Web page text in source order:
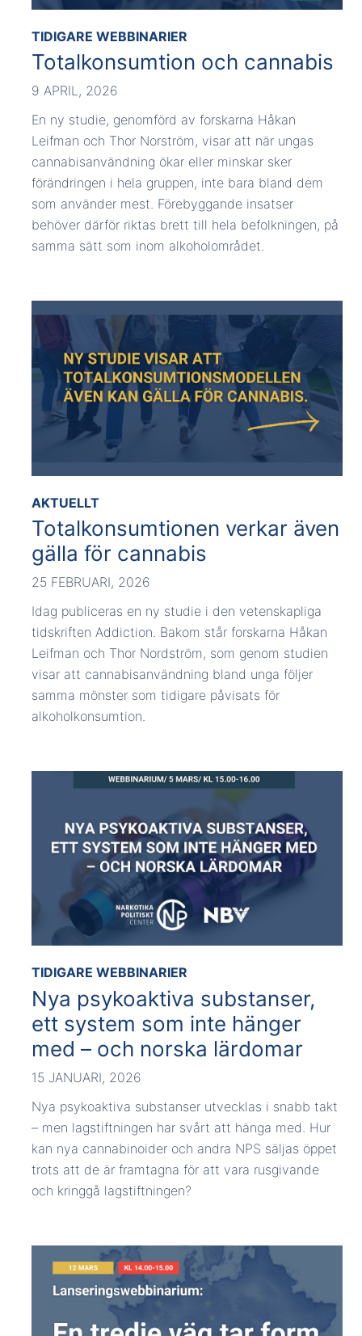
TIDIGARE WEBBINARIER
Totalkonsumtion och cannabis
9 APRIL, 2026
En ny studie, genomförd av forskarna Håkan
Leifman och Thor Norström, visar att när ungas
cannabisanvändning ökar eller minskar sker
förändringen i hela gruppen, inte bara bland dem
som använder mest. Förebyggande insatser
behöver därför riktas brett till hela befolkningen, på
samma sätt som inom alkoholområdet.
AKTUELLT
Totalkonsumtionen verkar även
gälla för cannabis
25 FEBRUARI, 2026
Idag publiceras en ny studie i den vetenskapliga
tidskriften Addiction. Bakom står forskarna Håkan
Leifman och Thor Nordström, som genom studien
visar att cannabisanvändning bland unga följer
samma mönster som tidigare påvisats för
alkoholkonsumtion.
TIDIGARE WEBBINARIER
Nya psykoaktiva substanser,
ett system som inte hänger
med – och norska lärdomar
15 JANUARI, 2026
Nya psykoaktiva substanser utvecklas i snabb takt
– men lagstiftningen har svårt att hänga med. Hur
kan nya cannabinoider och andra NPS säljas öppet
trots att de är framtagna för att vara rusgivande
och kringgå lagstiftningen?